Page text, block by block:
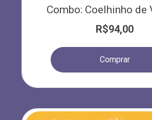
Combo: Coelhinho de
R$94,00
Comprar